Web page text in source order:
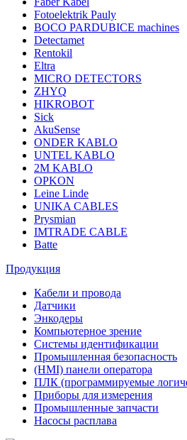
Fotoelektrik Pauly
BOCO PARDUBICE machines
Detectamet
Rentokil
Eltra
MICRO DETECTORS
ZHYQ
HIKROBOT
Sick
AkuSense
ONDER KABLO
UNTEL KABLO
2M KABLO
OPKON
Leine Linde
UNIKA CABLES
Prysmian
IMTRADE CABLE
Batte
Продукция
Кабели и провода
Датчики
Энкодеры
Компьютерное зрение
Системы идентификации
Промышленная безопасность
(HMI) панели оператора
ПЛК (программируемые
Приборы для измерения
Промышленные запчасти
Насосы расплава